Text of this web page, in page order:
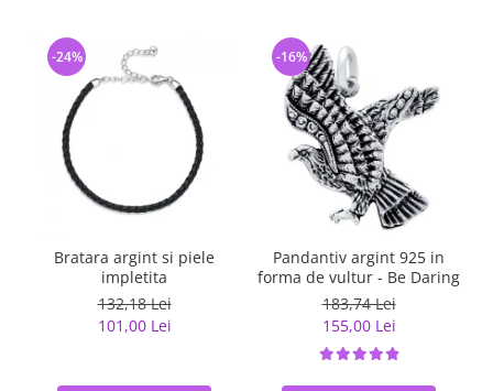
Bratara argint si piele
impletita
132,18 Lei
101,00 Lei
-24%
Pandantiv argint 925 in
forma de vultur - Be Daring
183,74 Lei
155,00 Lei
-16%